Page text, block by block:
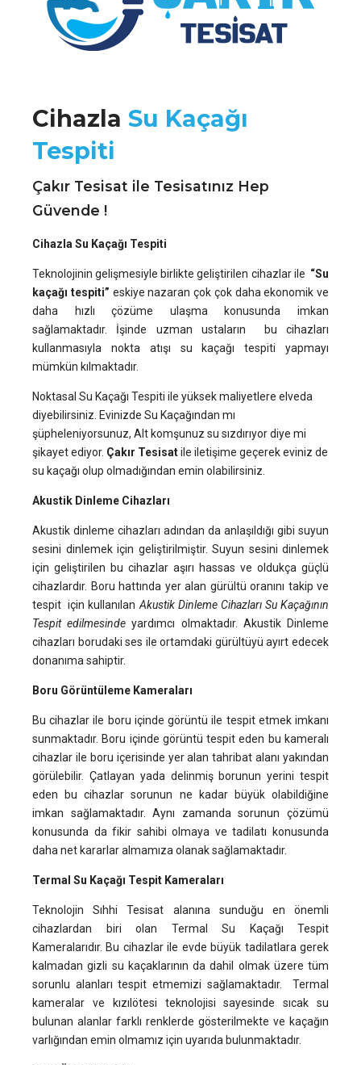
Cihazla Su Kaçağı
Tespiti
Çakır Tesisat ile Tesisatınız Hep
Güvende !
Cihazla Su Kaçağı Tespiti
Teknolojinin gelişmesiyle birlikte geliştirilen cihazlar ile “Su
kaçağı tespiti” eskiye nazaran çok çok daha ekonomik ve
daha hızlı çözüme ulaşma konusunda imkan
sağlamaktadır. İşinde uzman ustaların bu cihazları
kullanmasıyla nokta atışı su kaçağı tespiti yapmayı
mümkün kılmaktadır.
Noktasal Su Kaçağı Tespiti ile yüksek maliyetlere elveda
diyebilirsiniz. Evinizde Su Kaçağından mı
şüpheleniyorsunuz, Alt komşunuz su sızdırıyor diye mi
şikayet ediyor. Çakır Tesisatile iletişime geçerek eviniz de
su kaçağı olup olmadığından emin olabilirsiniz.
Akustik Dinleme Cihazları
Akustik dinleme cihazları adından da anlaşıldığı gibi suyun
sesini dinlemek için geliştirilmiştir. Suyun sesini dinlemek
için geliştirilen bu cihazlar aşırı hassas ve oldukça güçlü
cihazlardır. Boru hattında yer alan gürültü oranını takip ve
tespit için kullanılan Akustik Dinleme Cihazları Su Kaçağının
Tespit edilmesinde yardımcı olmaktadır. Akustik Dinleme
cihazları borudaki ses ile ortamdaki gürültüyü ayırt edecek
donanıma sahiptir.
Boru Görüntüleme Kameraları
Bu cihazlar ile boru içinde görüntü ile tespit etmek imkanı
sunmaktadır. Boru içinde görüntü tespit eden bu kameralı
cihazlar ile boru içerisinde yer alan tahribat alanı yakından
görülebilir. Çatlayan yada delinmiş borunun yerini tespit
eden bu cihazlar sorunun ne kadar büyük olabildiğine
imkan sağlamaktadır. Aynı zamanda sorunun çözümü
konusunda da fikir sahibi olmaya ve tadilatı konusunda
daha net kararlar almamıza olanak sağlamaktadır.
Termal Su Kaçağı Tespit Kameraları
Teknolojin Sıhhi Tesisat alanına sunduğu en önemli
cihazlardan biri olan Termal Su Kaçağı Tespit
Kameralarıdır. Bu cihazlar ile evde büyük tadilatlara gerek
kalmadan gizli su kaçaklarının da dahil olmak üzere tüm
sorunlu alanları tespit etmemizi sağlamaktadır. Termal
kameralar ve kızılötesi teknolojisi sayesinde sıcak su
bulunan alanlar farklı renklerde gösterilmekte ve kaçağın
varlığından emin olmamız için uyarıda bulunmaktadır.